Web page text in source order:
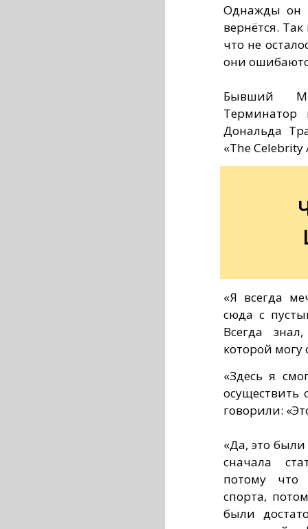
Однажды он
вернётся.
что не
они
Бывший
Терминатор
Дональда
«The Celebrity
«Я всегда
сюда с
Всегда
которой могу
«Здесь я
осуществить
говорили:
«Да, это
сначала
потому что
спорта,
были